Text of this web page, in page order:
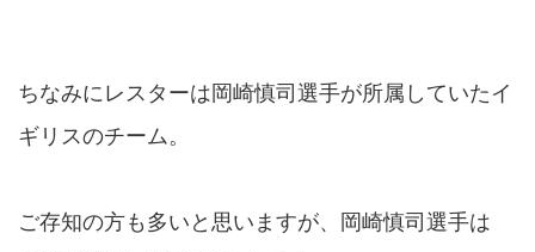
ちなみにレスターは岡崎慎司選手が所属していたイ
ギリスのチーム。
ご存知の方も多いと思いますが、岡崎慎司選手は